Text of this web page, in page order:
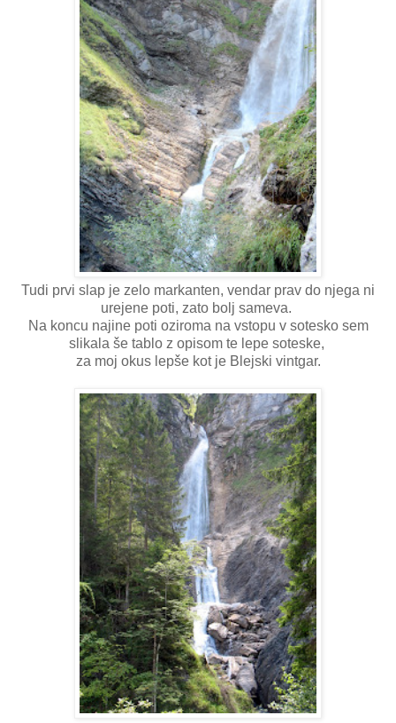
Tudi prvi slap je zelo markanten, vendar prav do njega ni
urejene poti, zato bolj sameva.
Na koncu najine poti oziroma na vstopu v sotesko sem
slikala še tablo z opisom te lepe soteske,
za moj okus lepše kot je Blejski vintgar.